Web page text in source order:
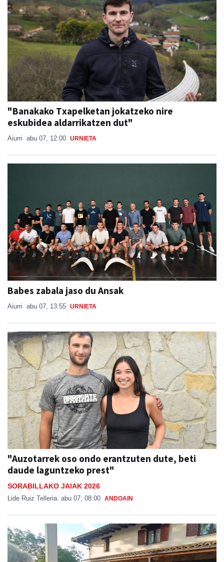
"Banakako Txapelketan jokatzeko nire
eskubidea aldarrikatzen dut"
Aiurri abu 07, 12:00 URNIETA
Babes zabala jaso du Ansak
Aiurri abu 07, 13:55 URNIETA
"Auzotarrek oso ondo erantzuten dute, beti
daude laguntzeko prest"
SORABILLAKO JAIAK 2026
Lide Ruiz Telleria abu 07, 08:00 ANDOAIN